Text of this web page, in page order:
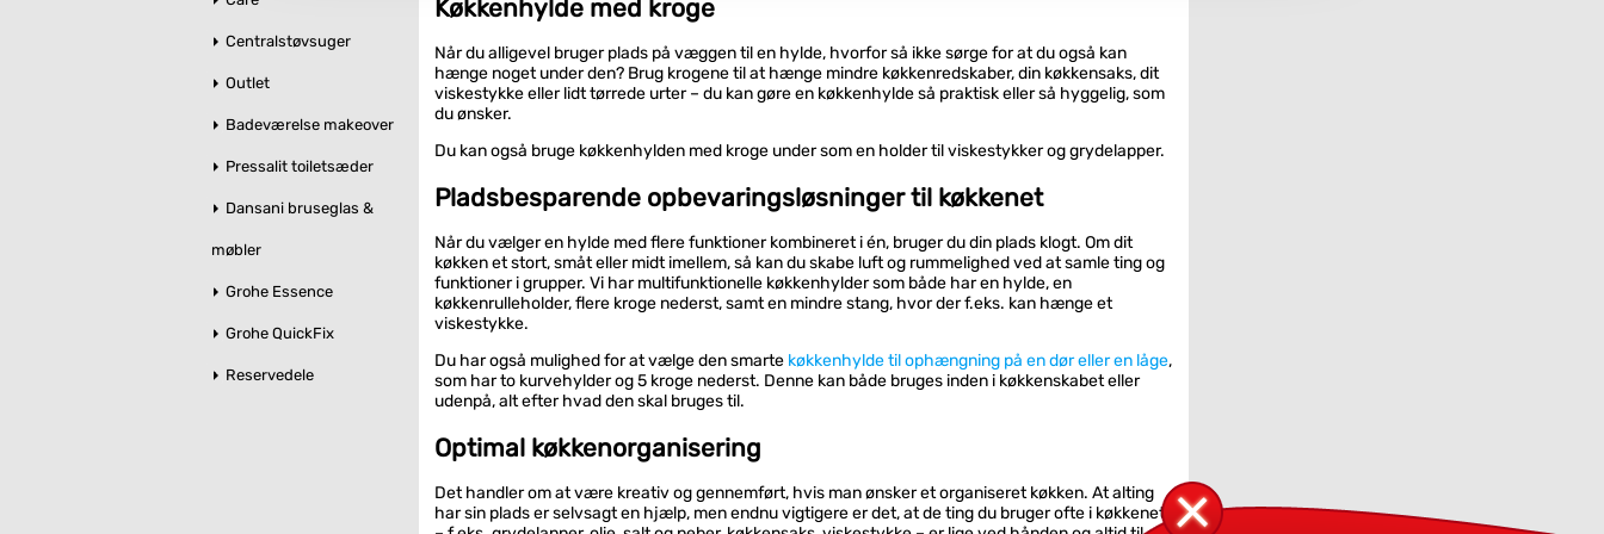
Centralstøvsuger
Outlet
Badeværelse makeover
Pressalit toiletsæder
Dansani bruseglas &
møbler
Grohe Essence
Grohe QuickFix
Reservedele
Køkkenhylde med kroge
Når du alligevel bruger plads på væggen til en hylde, hvorfor så ikke sørge for at du også kan
hænge noget under den? Brug krogene til at hænge mindre køkkenredskaber, din køkkensaks, dit
viskestykke eller lidt tørrede urter – du kan gøre en køkkenhylde så praktisk eller så hyggelig, som
du ønsker.
Du kan også bruge køkkenhylden med kroge under som en holder til viskestykker og grydelapper.
Pladsbesparende opbevaringsløsninger til køkkenet
Når du vælger en hylde med flere funktioner kombineret i én, bruger du din plads klogt. Om dit
køkken et stort, småt eller midt imellem, så kan du skabe luft og rummelighed ved at samle ting og
funktioner i grupper. Vi har multifunktionelle køkkenhylder som både har en hylde, en
køkkenrulleholder, flere kroge nederst, samt en mindre stang, hvor der f.eks. kan hænge et
viskestykke.
Du har også mulighed for at vælge den smarte køkkenhylde til ophængning på en dør eller en låge,
som har to kurvehylder og 5 kroge nederst. Denne kan både bruges inden i køkkenskabet eller
udenpå, alt efter hvad den skal bruges til.
Optimal køkkenorganisering
Det handler om at være kreativ og gennemført, hvis man ønsker et organiseret køkken. At alting
har sin plads er selvsagt en hjælp, men endnu vigtigere er det, at de ting du bruger ofte i køkkenet